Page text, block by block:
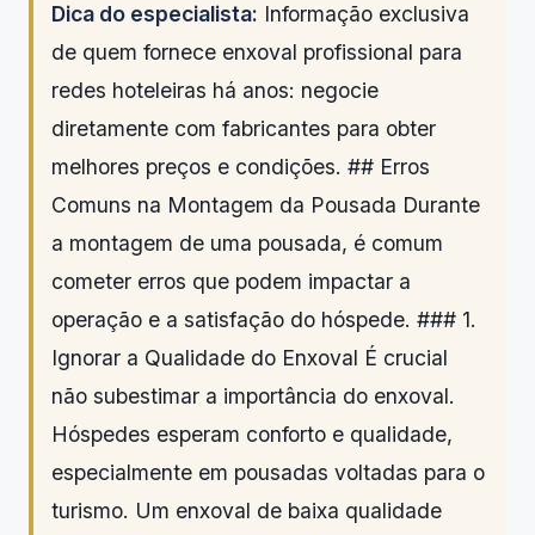
Dica do especialista: Informação exclusiva
de quem fornece enxoval profissional para
redes hoteleiras há anos: negocie
diretamente com fabricantes para obter
melhores preços e condições. ## Erros
Comuns na Montagem da Pousada Durante
a montagem de uma pousada, é comum
cometer erros que podem impactar a
operação e a satisfação do hóspede. ### 1.
Ignorar a Qualidade do Enxoval É crucial
não subestimar a importância do enxoval.
Hóspedes esperam conforto e qualidade,
especialmente em pousadas voltadas para o
turismo. Um enxoval de baixa qualidade